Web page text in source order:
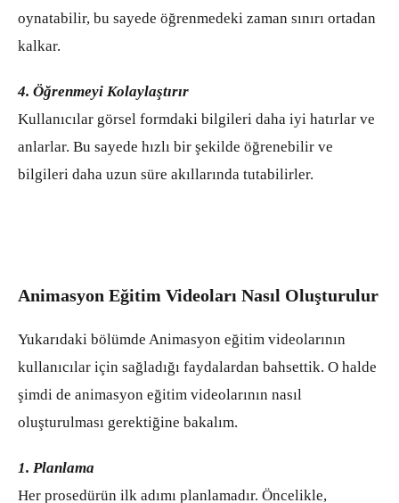
oynatabilir, bu sayede öğrenmedeki zaman sınırı ortadan
kalkar.
4. Öğrenmeyi Kolaylaştırır
Kullanıcılar görsel formdaki bilgileri daha iyi hatırlar ve
anlarlar. Bu sayede hızlı bir şekilde öğrenebilir ve
bilgileri daha uzun süre akıllarında tutabilirler.
Animasyon Eğitim Videoları Nasıl Oluşturulur
Yukarıdaki bölümde Animasyon eğitim videolarının
kullanıcılar için sağladığı faydalardan bahsettik. O halde
şimdi de animasyon eğitim videolarının nasıl
oluşturulması gerektiğine bakalım.
1. Planlama
Her prosedürün ilk adımı planlamadır. Öncelikle,